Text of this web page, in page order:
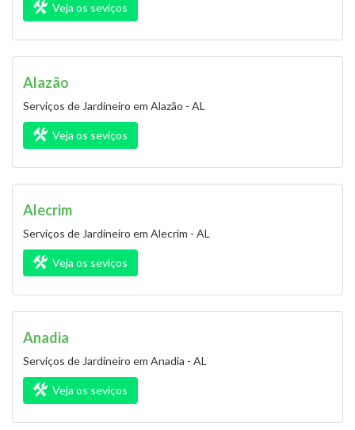
Veja os seviços
Alazão
Serviços de Jardineiro em Alazão - AL
Veja os seviços
Alecrim
Serviços de Jardineiro em Alecrim - AL
Veja os seviços
Anadia
Serviços de Jardineiro em Anadia - AL
Veja os seviços